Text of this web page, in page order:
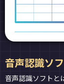
音声認識ソフ
音声認識ソフトと